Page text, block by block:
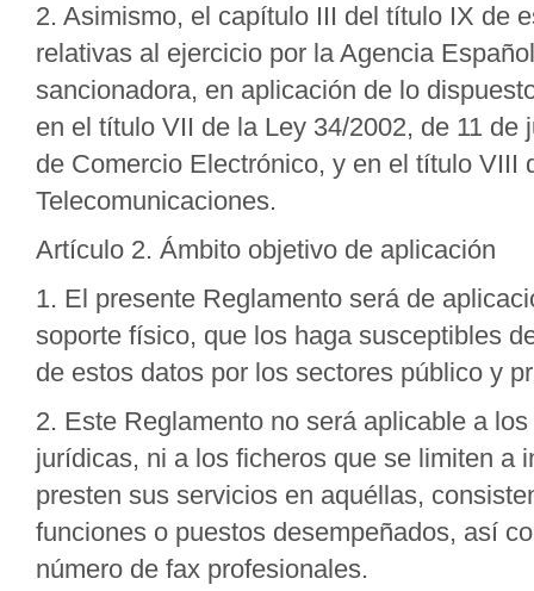
2. Asimismo, el capítulo III del título IX de
relativas al ejercicio por la Agencia
sancionadora, en aplicación de lo
en el título VII de la Ley 34/2002, de 11
de Comercio Electrónico, y en el título VIII
Telecomunicaciones.
Artículo 2. Ámbito objetivo de aplicación
1. El presente Reglamento será de
soporte físico, que los haga susceptibles
de estos datos por los sectores público y
2. Este Reglamento no será aplicable a
jurídicas, ni a los ficheros que se limiten a
presten sus servicios en aquéllas,
funciones o puestos desempeñados, así
número de fax profesionales.